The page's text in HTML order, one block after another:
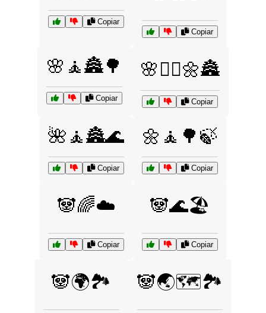
Copiar
Copiar
🌸🧘🏯🌳
Copiar
🌸🧘‍♂️🌼🏯
Copiar
🌺🧘🏯🌊
Copiar
🌼🧘🌳🍃
Copiar
🐼🌈☁️
Copiar
🐼🌊🏖️
Copiar
🐼🌍🏞️ 🐼🌏🗺️🏞️